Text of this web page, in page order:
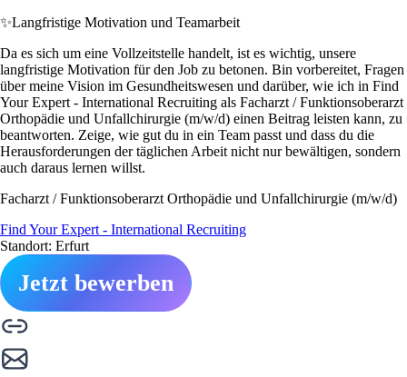
✨Langfristige Motivation und Teamarbeit
Da es sich um eine Vollzeitstelle handelt, ist es wichtig, unsere
langfristige Motivation für den Job zu betonen. Bin vorbereitet, Fragen
über meine Vision im Gesundheitswesen und darüber, wie ich in Find
Your Expert - International Recruiting als Facharzt / Funktionsoberarzt
Orthopädie und Unfallchirurgie (m/w/d) einen Beitrag leisten kann, zu
beantworten. Zeige, wie gut du in ein Team passt und dass du die
Herausforderungen der täglichen Arbeit nicht nur bewältigen, sondern
auch daraus lernen willst.
Facharzt / Funktionsoberarzt Orthopädie und Unfallchirurgie (m/w/d)
Find Your Expert - International Recruiting
Standort: Erfurt
Jetzt bewerben